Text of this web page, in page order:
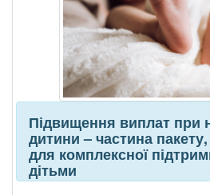
Підвищення виплат при
дитини – частина
для комплексної
дітьми